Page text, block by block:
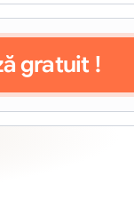
gratuit !